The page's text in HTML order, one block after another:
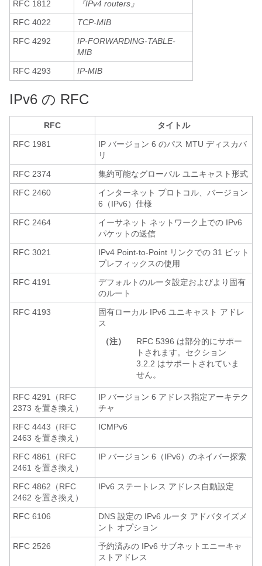
RFC 1812
『IPv4 routers』
RFC 4022
TCP-MIB
RFC 4292
IP-FORWARDING-TABLE-
MIB
RFC 4293
IP-MIB
IPv6 の RFC
RFC
タイトル
RFC 1981
IP バージョン 6 のパス MTU ディスカバ
リ
RFC 2374
集約可能なグローバル ユニキャスト形式
RFC 2460
インターネット プロトコル、バージョン
6（IPv6）仕様
RFC 2464
イーサネット ネットワーク上での IPv6
パケットの送信
RFC 3021
IPv4 Point-to-Point リンクでの 31 ビット
プレフィックスの使用
RFC 4191
デフォルトのルータ設定およびより固有
のルート
RFC 4193
固有ローカル IPv6 ユニキャスト アドレ
ス
（注）
RFC 5396 は部分的にサポー
トされます。セクション
3.2.2 はサポートされていま
せん。
RFC 4291（RFC
2373 を置き換え）
IP バージョン 6 アドレス指定アーキテク
チャ
RFC 4443（RFC
2463 を置き換え）
ICMPv6
RFC 4861（RFC
2461 を置き換え）
IP バージョン 6（IPv6）のネイバー探索
RFC 4862（RFC
2462 を置き換え）
IPv6 ステートレス アドレス自動設定
RFC 6106
DNS 設定の IPv6 ルータ アドバタイズメ
ント オプション
RFC 2526
予約済みの IPv6 サブネットエニーキャ
ストアドレス